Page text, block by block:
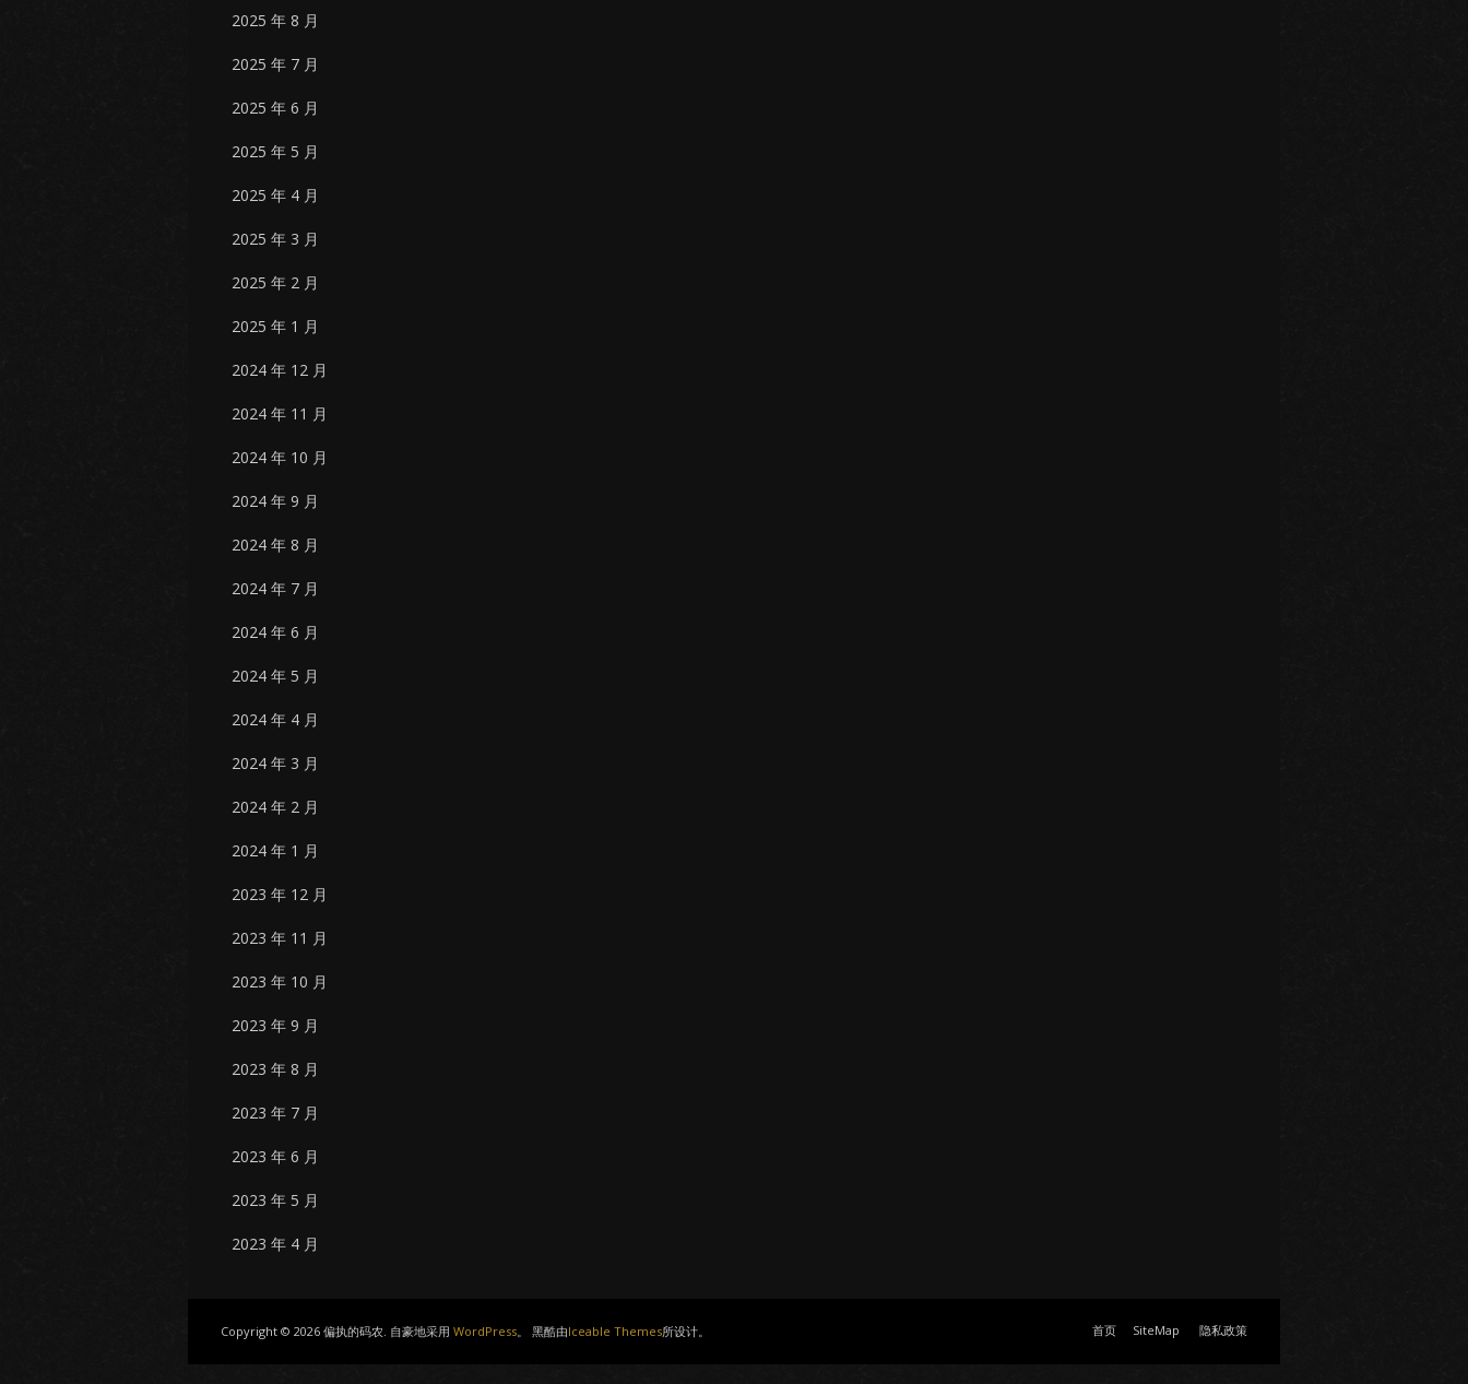
2025 年 8 月
2025 年 7 月
2025 年 6 月
2025 年 5 月
2025 年 4 月
2025 年 3 月
2025 年 2 月
2025 年 1 月
2024 年 12 月
2024 年 11 月
2024 年 10 月
2024 年 9 月
2024 年 8 月
2024 年 7 月
2024 年 6 月
2024 年 5 月
2024 年 4 月
2024 年 3 月
2024 年 2 月
2024 年 1 月
2023 年 12 月
2023 年 11 月
2023 年 10 月
2023 年 9 月
2023 年 8 月
2023 年 7 月
2023 年 6 月
2023 年 5 月
2023 年 4 月
Copyright © 2026 偏执的码农. 自豪地采用 WordPress。 黑酷由Iceable Themes所设计。 首页 SiteMap 隐私政策